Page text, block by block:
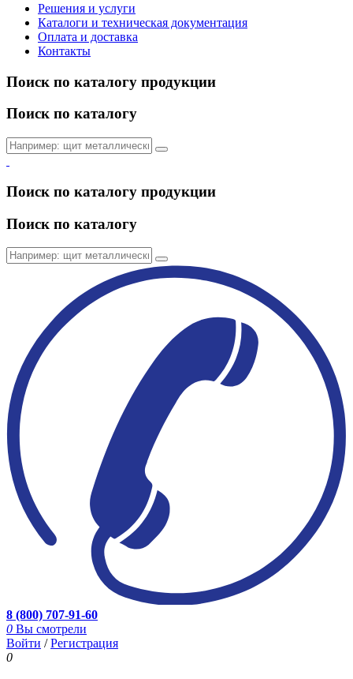
Решения и услуги
Каталоги и техническая документация
Оплата и доставка
Контакты
Поиск по каталогу продукции
Поиск по каталогу
Поиск по каталогу продукции
Поиск по каталогу
8 (800) 707-91-60
0 Вы смотрели
Войти /Регистрация
0